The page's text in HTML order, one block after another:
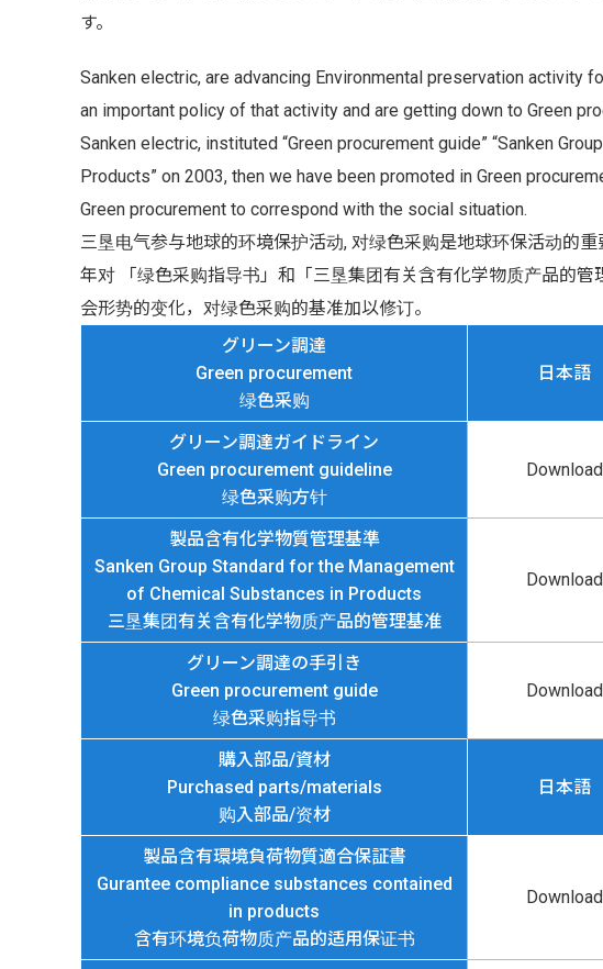
す。
Sanken electric, are advancing Environmental preservation activity
an important policy of that activity and are getting down to Green
Sanken electric, instituted “Green procurement guide” “Sanken
Products” on 2003, then we have been promoted in Green
Green procurement to correspond with the social situation.
三垦电气参与地球的环境保护活动, 对绿色采购是地球环保活动的
年对 「绿色采购指导书」和「三垦集团有关含有化学物质产品的
会形势的变化，对绿色采购的基准加以修订。
グリーン調達
Green procurement
绿色采购
日本語
グリーン調達ガイドライン
Green procurement guideline
绿色采购方针
Download
製品含有化学物質管理基準
Sanken Group Standard for the Management
of Chemical Substances in Products
三垦集团有关含有化学物质产品的管理基准
Download
グリーン調達の手引き
Green procurement guide
绿色采购指导书
Download
購入部品/資材
Purchased parts/materials
购入部品/资材
日本語
製品含有環境負荷物質適合保証書
Gurantee compliance substances contained
in products
含有环境负荷物质产品的适用保证书
Download